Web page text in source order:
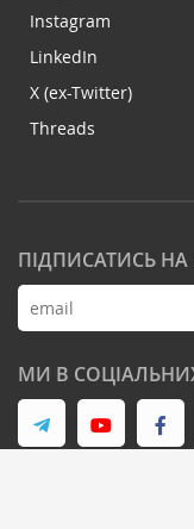
Instagram
LinkedIn
X (ex-Twitter)
Threads
ПІДПИСАТИСЬ
МИ В